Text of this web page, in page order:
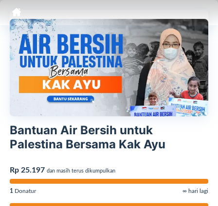
Bantuan Air Bersih untuk
Palestina Bersama Kak Ayu
Rp 25.197 dan masih terus dikumpulkan
1 Donatur ∞ hari lagi